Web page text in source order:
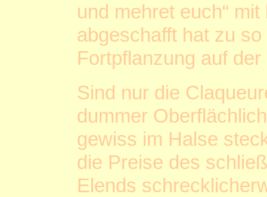
und mehret euch“
abgeschafft hat zu
Fortpflanzung auf
Sind nur die
dummer
gewiss im Halse
die Preise des
Elends